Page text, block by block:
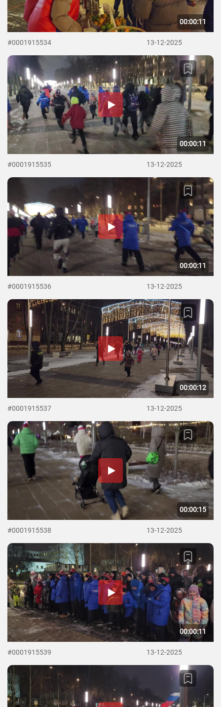
00:00:11
#0001915534 13-12-2025
00:00:11
#0001915535 13-12-2025
00:00:11
#0001915536 13-12-2025
00:00:12
#0001915537 13-12-2025
00:00:15
#0001915538 13-12-2025
00:00:11
#0001915539 13-12-2025